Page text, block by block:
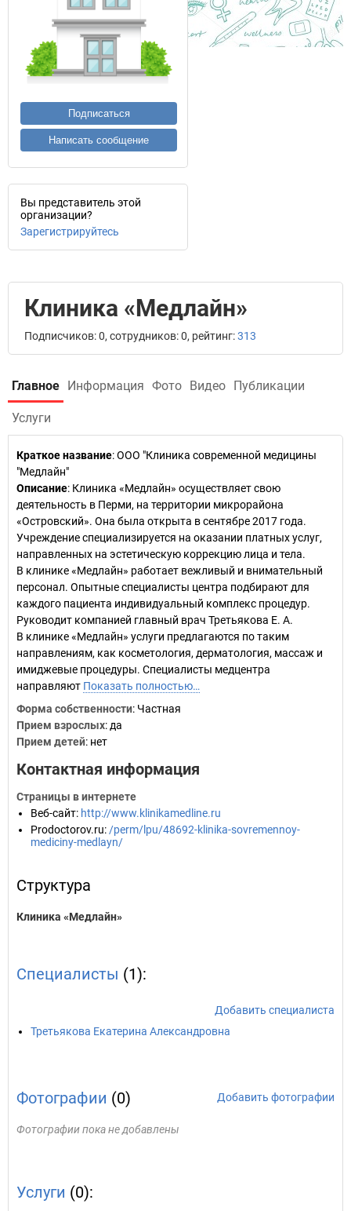
Подписаться
Написать сообщение
Вы представитель этой
организации?
Зарегистрируйтесь
Клиника «Медлайн»
Подписчиков: 0, сотрудников: 0, рейтинг:313
Главное Информация Фото Видео Публикации
Услуги
Краткое название:ООО "Клиника современной медицины
"Медлайн"
Описание: Клиника «Медлайн» осуществляет свою
деятельность в Перми, на территории микрорайона
«Островский». Она была открыта в сентябре 2017 года.
Учреждение специализируется на оказании платных услуг,
направленных на эстетическую коррекцию лица и тела.
В клинике «Медлайн» работает вежливый и внимательный
персонал. Опытные специалисты центра подбирают для
каждого пациента индивидуальный комплекс процедур.
Руководит компанией главный врач Третьякова Е. А.
В клинике «Медлайн» услуги предлагаются по таким
направлениям, как косметология, дерматология, массаж и
имиджевые процедуры. Специалисты медцентра
направляют Показать полностью…
Форма собственности: Частная
Прием взрослых: да
Прием детей: нет
Контактная информация
Страницы в интернете
Веб-сайт: http://www.klinikamedline.ru
Prodoctorov.ru: /perm/lpu/48692-klinika-sovremennoy-
mediciny-medlayn/
Структура
Клиника «Медлайн»
Специалисты (1):
Добавить специалиста
Третьякова Екатерина Александровна
Фотографии (0) Добавить фотографии
Фотографии пока не добавлены
Услуги (0):